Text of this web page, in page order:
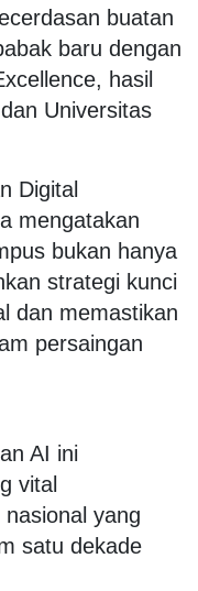
buatan
baru dengan
hasil
Universitas
Digital
mengatakan
bukan hanya
strategi kunci
dan memastikan
persaingan
AI ini
vital
yang
satu dekade